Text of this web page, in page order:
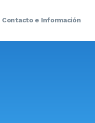
Contacto e Información